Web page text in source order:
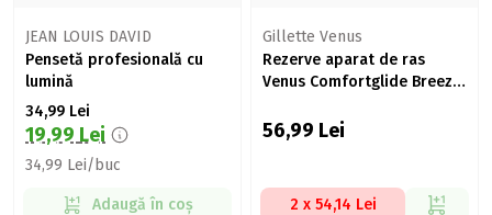
JEAN LOUIS DAVID
Pensetă profesională cu
lumină
34,99 Lei
19,99 Lei
34,99 Lei/buc
Adaugă în coș
Gillette Venus
Rezerve aparat de ras
Venus Comfortglide Breeze,
56,99 Lei
2 x 54,14 Lei